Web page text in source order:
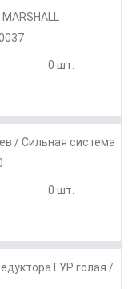
0 шт.
/ Сильная система
0 шт.
ГУР голая /